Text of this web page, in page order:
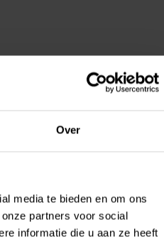
Over
media te bieden en om ons
partners voor social
informatie die u aan ze heeft